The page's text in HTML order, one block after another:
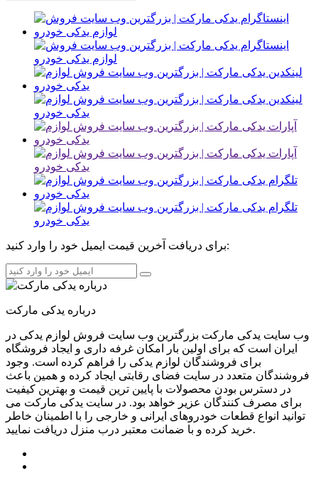
برای دریافت آخرین قیمت ایمیل خود را وارد کنید:
درباره یدکی مارکت
وب سایت یدکی مارکت بزرگترین وب سایت فروش لوازم یدکی در
ایران است که برای اولین بار امکان غرفه داری و ایجاد فروشگاه
برای فروشندگان لوازم یدکی را فراهم کرده است. وجود
فروشندگان متعدد در سایت فضای رقابتی ایجاد کرده و همین باعث
در دسترس بودن محصولات با پایین ترین قیمت و بهترین کیفیت
برای مصرف کنندگان عزیر خواهد بود. در سایت یدکی مارکت می
توانید انواع قطعات خودروهای ایرانی و خارجی را با اطمینان خاطر
خرید کرده و با ضمانت معتبر درب منزل دریافت نمایید.